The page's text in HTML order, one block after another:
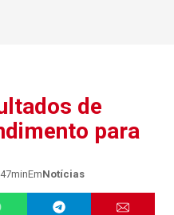
de
para
EmNotícias